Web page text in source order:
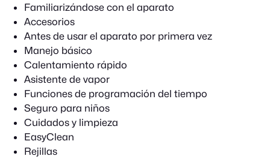
Familiarizándose con el aparato
Accesorios
Antes de usar el aparato por primera vez
Manejo básico
Calentamiento rápido
Asistente de vapor
Funciones de programación del tiempo
Seguro para niños
Cuidados y limpieza
EasyClean
Rejillas